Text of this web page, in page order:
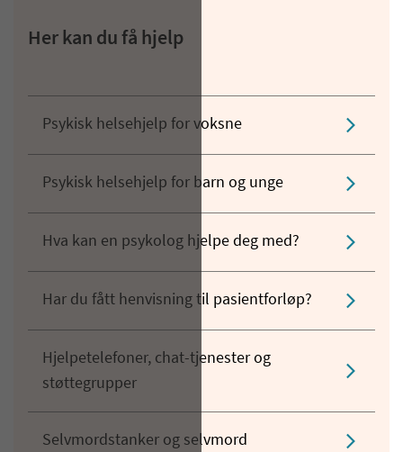
Her kan du få hjelp
Psykisk helsehjelp for voksne
Psykisk helsehjelp for barn og unge
Hva kan en psykolog hjelpe deg med?
Har du fått henvisning til pasientforløp?
Hjelpetelefoner, chat-tjenester og
støttegrupper
Selvmordstanker og selvmord